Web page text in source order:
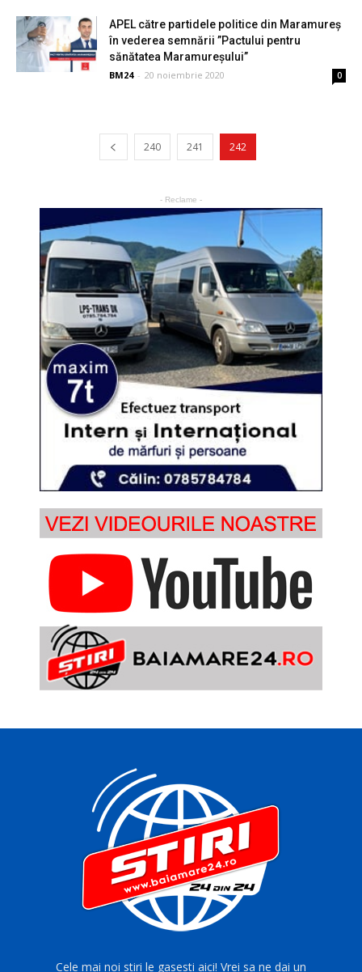
APEL către partidele politice din Maramureș
în vederea semnării ”Pactului pentru
sănătatea Maramureșului”
BM24 - 20 noiembrie 2020 0
240 241 242
- Reclame -
Cele mai noi stiri le gasesti aici! Vrei sa ne dai un